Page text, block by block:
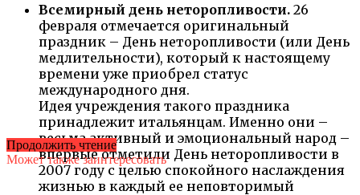
Всемирный день неторопливости. 26
февраля отмечается оригинальный
праздник – День неторопливости (или День
медлительности), который к настоящему
времени уже приобрел статус
международного дня.
Идея учреждения такого праздника
принадлежит итальянцам. Именно они –
весьма активный и эмоциональный народ –
впервые отметили День неторопливости в
2007 году с целью спокойного наслаждения
жизнью в каждый ее неповторимый
Продолжить чтение
Может также заинтересовать